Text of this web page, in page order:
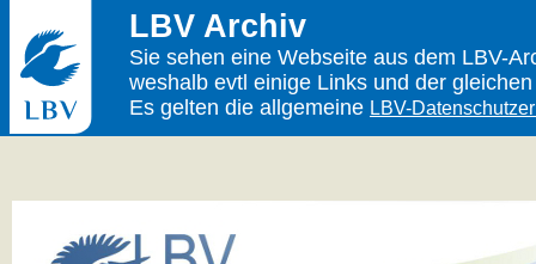
LBV Archiv
Sie sehen eine Webseite aus dem LBV-
weshalb evtl einige Links und der
Es gelten die allgemeine LBV-